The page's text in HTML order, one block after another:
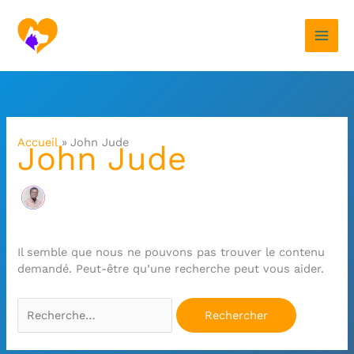
contenu
Accueil John Jude
John Jude
Il semble que nous ne pouvons pas trouver le contenu
demandé. Peut-être qu’une recherche peut vous aider.